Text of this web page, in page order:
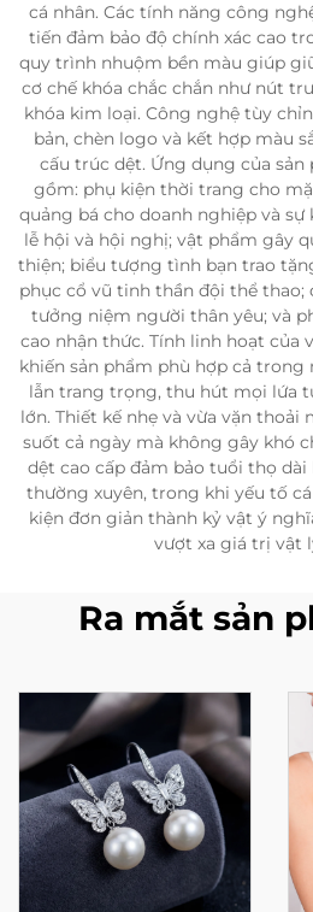
cá nhân. Các tính năng công
tiến đảm bảo độ chính xác cao
quy trình nhuộm bền màu giúp
cơ chế khóa chắc chắn như nút
khóa kim loại. Công nghệ tùy
bản, chèn logo và kết hợp màu
cấu trúc dệt. Ứng dụng của sản
gồm: phụ kiện thời trang cho
quảng bá cho doanh nghiệp và sự
lễ hội và hội nghị; vật phẩm gây
thiện; biểu tượng tình bạn trao
phục cổ vũ tinh thần đội thể thao;
tưởng niệm người thân yêu; và
cao nhận thức. Tính linh hoạt của
khiến sản phẩm phù hợp cả
lẫn trang trọng, thu hút mọi lứa
lớn. Thiết kế nhẹ và vừa vặn
suốt cả ngày mà không gây khó
dệt cao cấp đảm bảo tuổi thọ dài
thường xuyên, trong khi yếu tố
kiện đơn giản thành kỷ vật ý
vượt xa giá trị vật
Ra mắt sản